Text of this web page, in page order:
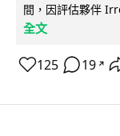
間，因評估夥伴
全文
125 19 ↗